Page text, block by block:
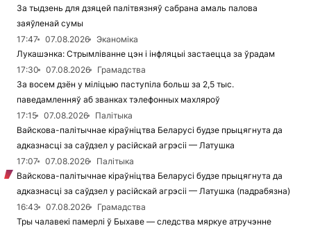
За тыдзень для дзяцей палітвязняў сабрана амаль палова
заяўленай сумы
17:47
07.08.2026
Эканоміка
Лукашэнка: Стрымліванне цэн і інфляцыі застаецца за ўрадам
17:30
07.08.2026
Грамадства
За восем дзён у міліцыю паступіла больш за 2,5 тыс.
паведамленняў аб званках тэлефонных махляроў
17:15
07.08.2026
Палітыка
Вайскова-палітычнае кіраўніцтва Беларусі будзе прыцягнута да
адказнасці за саўдзел у расійскай агрэсіі — Латушка
17:07
07.08.2026
Палітыка
Вайскова-палітычнае кіраўніцтва Беларусі будзе прыцягнута да
адказнасці за саўдзел у расійскай агрэсіі — Латушка (падрабязна)
16:43
07.08.2026
Грамадства
Тры чалавекі памерлі ў Быхаве — следства мяркуе атручэнне